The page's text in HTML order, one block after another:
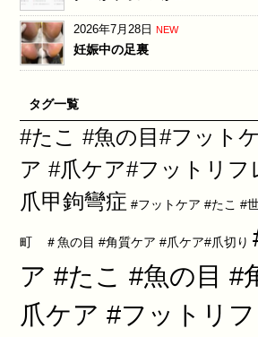
2026年7月28日 NEW
妊娠中の足裏
タグ一覧
#たこ #魚の目#フット
ア #爪ケア#フットリフ
爪甲鉤彎症 #フットケア #たこ
町 ＃魚の目 #角質ケア #爪ケア#爪切り
ア #たこ #魚の目 #
爪ケア #フットリ